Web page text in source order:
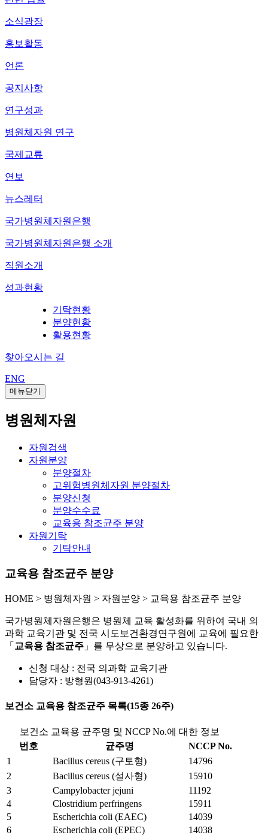
소식광장
홍보활동
언론
공지사항
연구성과
병원체자원 연구
국제교류
연보
뉴스레터
국가병원체자원은행
국가병원체자원은행 소개
직원소개
성과현황
기탁현황
분양현황
활용현황
찾아오시는 길
ENG
메뉴닫기
병원체자원
자원검색
자원분양
분양절차
고위험병원체자원 분양절차
분양신청
분양수수료
교육용 참조균주 분양
자원기탁
기탁안내
교육용 참조균주 분양
HOME > 병원체자원 > 자원분양 > 교육용 참조균주 분양
국가병원체자원은행은 병원체 교육 활성화를 위하여 국내 의
과학 교육기관 및 전국 시도보건환경연구원에 교육에 필요한
「 교육용 참조균주 」를 무상으로 분양하고 있습니다.
신청 대상 : 전국 의과학 교육기관
담당자 : 방형원(043-913-4261)
보건소 교육용 참조균주 목록(15종 26주)
보건소 교육용 균주명 및 NCCP No.에 대한 정보
번호
균주명
NCCP No.
1
Bacillus cereus (구토형)
14796
2
Bacillus cereus (설사형)
15910
3
Campylobacter jejuni
11192
4
Clostridium perfringens
15911
5
Escherichia coli (EAEC)
14039
6
Escherichia coli (EPEC)
14038